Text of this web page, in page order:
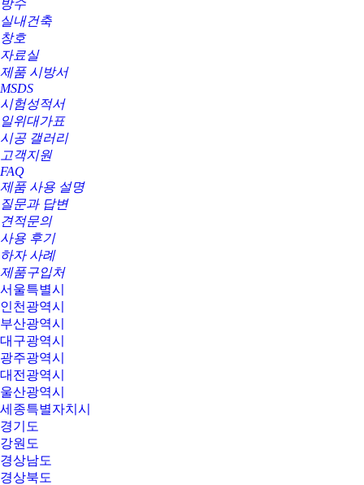
방수
실내건축
창호
자료실
제품 시방서
MSDS
시험성적서
일위대가표
시공 갤러리
고객지원
FAQ
제품 사용 설명
질문과 답변
견적문의
사용 후기
하자 사례
제품구입처
서울특별시
인천광역시
부산광역시
대구광역시
광주광역시
대전광역시
울산광역시
세종특별자치시
경기도
강원도
경상남도
경상북도